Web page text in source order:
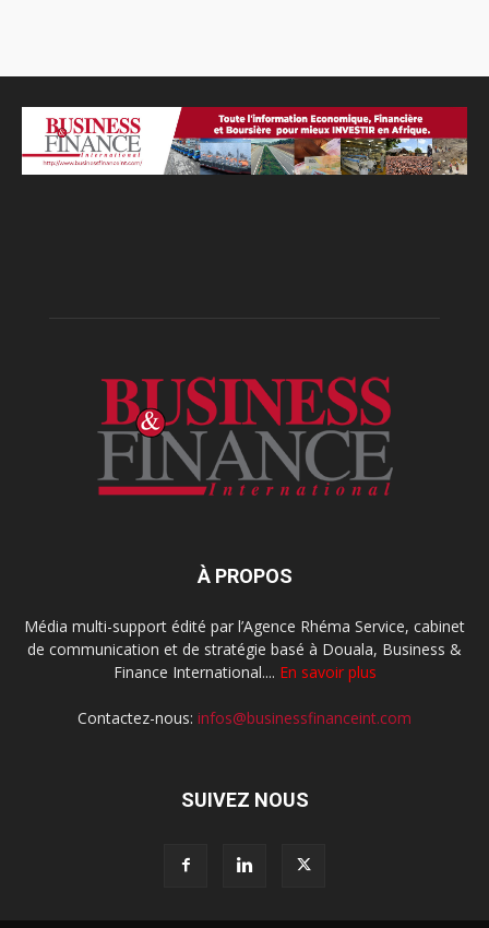
À PROPOS
Média multi-support édité par l’Agence Rhéma Service, cabinet
de communication et de stratégie basé à Douala, Business &
Finance International.... En savoir plus
Contactez-nous: infos@businessfinanceint.com
SUIVEZ NOUS